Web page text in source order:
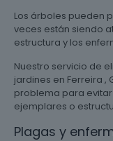
Los árboles pueden
veces están siendo
estructura y los
Nuestro servicio de
jardines en Ferreira
problema para
ejemplares o
Plagas y